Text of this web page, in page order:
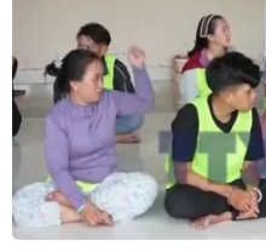
Nhà bán lẻ thời trang
nhất châu Âu thu hẹp dự
nhuận
05/08/2026 08:55